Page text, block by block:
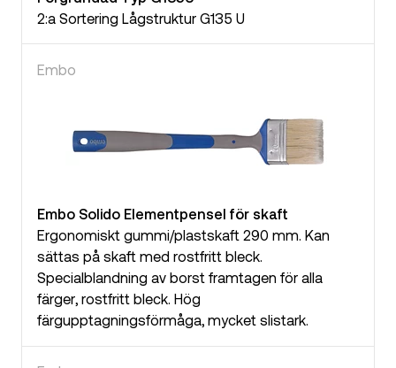
2:a Sortering Lågstruktur G135 U
Embo
Embo Solido Elementpensel för skaft
Ergonomiskt gummi/plastskaft 290 mm. Kan
sättas på skaft med rostfritt bleck.
Specialblandning av borst framtagen för alla
färger, rostfritt bleck. Hög
färgupptagningsförmåga, mycket slistark.